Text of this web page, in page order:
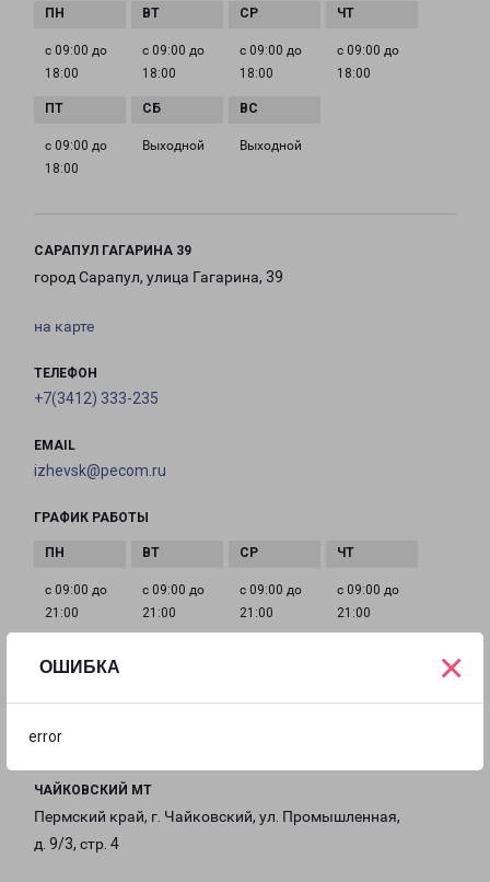
ОШИБКА
error
×
с 09:00 до
18:00
с 09:00 до
18:00
с 09:00 до
18:00
с 09:00 до
18:00
с 09:00 до
18:00
Выходной Выходной
САРАПУЛ ГАГАРИНА 39
город Сарапул, улица Гагарина, 39
на карте
ТЕЛЕФОН
+7(3412) 333-235
EMAIL
izhevsk@pecom.ru
ГРАФИК РАБОТЫ
с 09:00 до
21:00
с 09:00 до
21:00
с 09:00 до
21:00
с 09:00 до
21:00
21:00
21:00
21:00
ЧАЙКОВСКИЙ МТ
Пермский край, г. Чайковский, ул. Промышленная,
д. 9/3, стр. 4